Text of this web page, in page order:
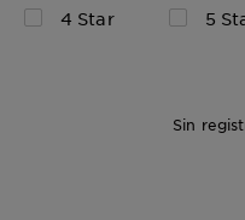
4 Star
5
Sin